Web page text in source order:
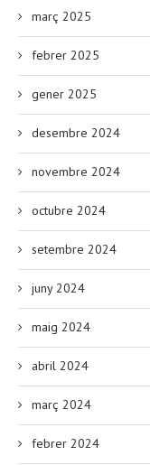
març 2025
febrer 2025
gener 2025
desembre 2024
novembre 2024
octubre 2024
setembre 2024
juny 2024
maig 2024
abril 2024
març 2024
febrer 2024